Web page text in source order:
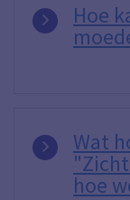
Hoe
Wat
hoe